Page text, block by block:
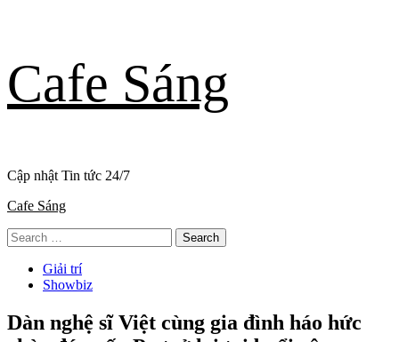
to
content
Cafe Sáng
Cập nhật Tin tức 24/7
Primary
Cafe Sáng
Search
for:
Giải trí
Showbiz
Dàn nghệ sĩ Việt cùng gia đình háo hức